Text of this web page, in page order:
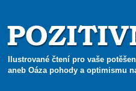
Ilustrované čtení pro vaše
aneb Oáza pohody a optimismu